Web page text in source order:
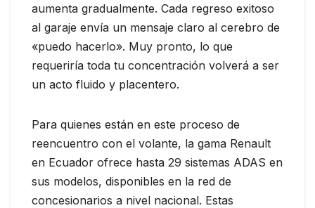
aumenta gradualmente. Cada regreso exitoso
al garaje envía un mensaje claro al cerebro de
«puedo hacerlo». Muy pronto, lo que
requeriría toda tu concentración volverá a ser
un acto fluido y placentero.
Para quienes están en este proceso de
reencuentro con el volante, la gama Renault
en Ecuador ofrece hasta 29 sistemas ADAS en
sus modelos, disponibles en la red de
concesionarios a nivel nacional. Estas